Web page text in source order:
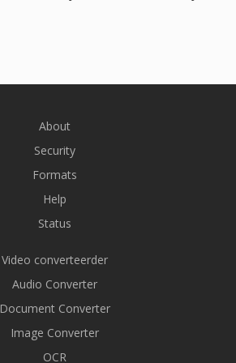
About
Security
Formats
Help
Status
Video converteerder
Audio Converter
Document Converter
Image Converter
OCR